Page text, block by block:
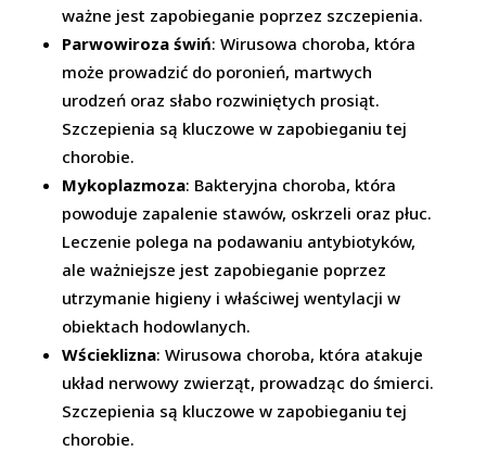
ważne jest zapobieganie poprzez szczepienia.
Parwowiroza świń: Wirusowa choroba, która
może prowadzić do poronień, martwych
urodzeń oraz słabo rozwiniętych prosiąt.
Szczepienia są kluczowe w zapobieganiu tej
chorobie.
Mykoplazmoza: Bakteryjna choroba, która
powoduje zapalenie stawów, oskrzeli oraz płuc.
Leczenie polega na podawaniu antybiotyków,
ale ważniejsze jest zapobieganie poprzez
utrzymanie higieny i właściwej wentylacji w
obiektach hodowlanych.
Wścieklizna: Wirusowa choroba, która atakuje
układ nerwowy zwierząt, prowadząc do śmierci.
Szczepienia są kluczowe w zapobieganiu tej
chorobie.